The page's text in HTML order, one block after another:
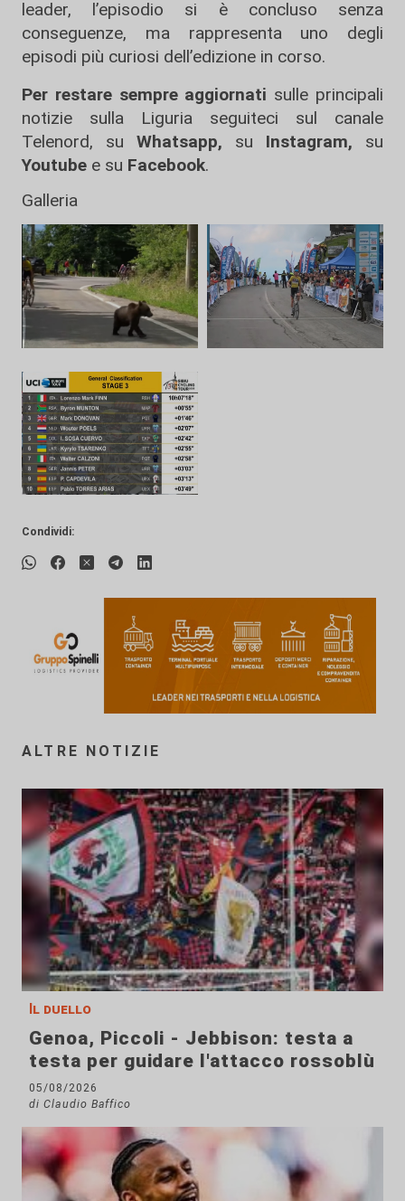
leader, l’episodio si è concluso senza
conseguenze, ma rappresenta uno degli
episodi più curiosi dell’edizione in corso.
Per restare sempre aggiornati sulle principali
notizie sulla Liguria seguiteci sul canale
Telenord, su
Whatsapp, su Instagram, su
Youtube e su Facebook.
Galleria
Condividi:
ALTRE NOTIZIE
Il duello
Genoa, Piccoli - Jebbison: testa a
testa per guidare l'attacco rossoblù
05/08/2026
di Claudio Baffico